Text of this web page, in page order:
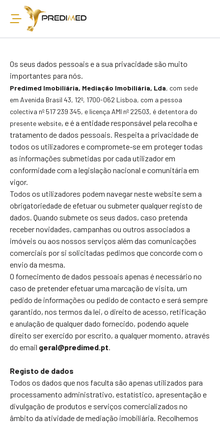
Os seus dados pessoais e a sua privacidade são muito
importantes para nós.
Predimed Imobiliária, Mediação Imobiliária, Lda, com sede
em Avenida Brasil 43, 12º, 1700-062 Lisboa, com a pessoa
colectiva nº 517 239 345, e licença AMI nº 22503, é detentora do
presente website, e é a entidade responsável pela recolha e
tratamento de dados pessoais. Respeita a privacidade de
todos os utilizadores e compromete-se em proteger todas
as informações submetidas por cada utilizador em
conformidade com a legislação nacional e comunitária em
vigor.
Todos os utilizadores podem navegar neste website sem a
obrigatoriedade de efetuar ou submeter qualquer registo de
dados. Quando submete os seus dados, caso pretenda
receber novidades, campanhas ou outros associados a
imóveis ou aos nossos serviços além das comunicações
comerciais por si solicitadas pedimos que concorde com o
envio da mesma.
O fornecimento de dados pessoais apenas é necessário no
caso de pretender efetuar uma marcação de visita, um
pedido de informações ou pedido de contacto e será sempre
garantido, nos termos da lei, o direito de acesso, retificação
e anulação de qualquer dado fornecido, podendo aquele
direito ser exercido por escrito, a qualquer momento, através
do email geral@predimed.pt.
Registo de dados
Todos os dados que nos faculta são apenas utilizados para
processamento administrativo, estatístico, apresentação e
divulgação de produtos e serviços comercializados no
âmbito da atividade de mediação imobiliária. Recolhemos